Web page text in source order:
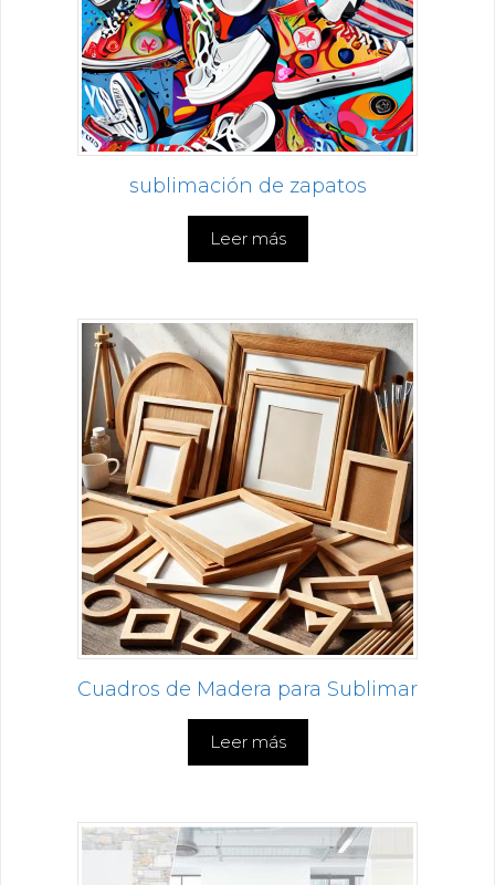
sublimación de zapatos
Leer más
Cuadros de Madera para Sublimar
Leer más